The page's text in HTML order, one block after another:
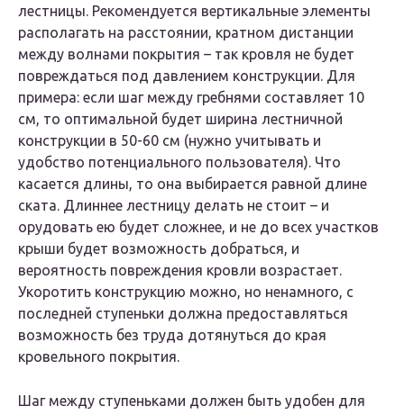
лестницы. Рекомендуется вертикальные элементы
располагать на расстоянии, кратном дистанции
между волнами покрытия – так кровля не будет
повреждаться под давлением конструкции. Для
примера: если шаг между гребнями составляет 10
см, то оптимальной будет ширина лестничной
конструкции в 50-60 см (нужно учитывать и
удобство потенциального пользователя). Что
касается длины, то она выбирается равной длине
ската. Длиннее лестницу делать не стоит – и
орудовать ею будет сложнее, и не до всех участков
крыши будет возможность добраться, и
вероятность повреждения кровли возрастает.
Укоротить конструкцию можно, но ненамного, с
последней ступеньки должна предоставляться
возможность без труда дотянуться до края
кровельного покрытия.
Шаг между ступеньками должен быть удобен для